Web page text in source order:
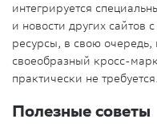
интегрируется
и новости других сайтов
ресурсы, в свою
своеобразный кросс-
практически не требуется.
Полезные советы